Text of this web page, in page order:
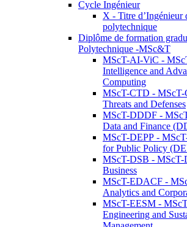
Cycle Ingénieur
X - Titre d’Ingénieur
polytechnique
Diplôme de formation
Polytechnique -MSc&T
MScT-AI-ViC -
Intelligence and
Computing
MScT-CTD - MScT-
Threats and Defenses
MScT-DDDF -
Data and Finance
MScT-DEPP -
for Public Policy
MScT-DSB - MScT-
Business
MScT-EDACF -
Analytics and
MScT-EESM -
Engineering and